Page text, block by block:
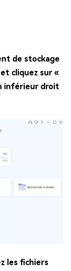
de stockage
cliquez sur «
inférieur droit
les fichiers